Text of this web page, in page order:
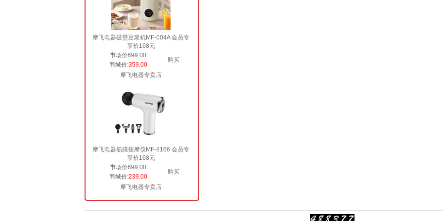
摩飞电器破壁豆浆机MF-004A 会员专
享价168元
市场价699.00
购买
商城价:359.00
摩飞电器专卖店
摩飞电器筋膜按摩仪MF-8166 会员专
享价168元
市场价699.00
购买
商城价:239.00
摩飞电器专卖店